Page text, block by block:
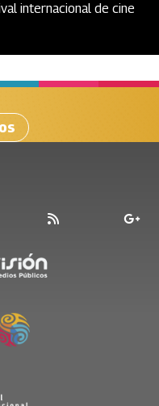
internacional de cine